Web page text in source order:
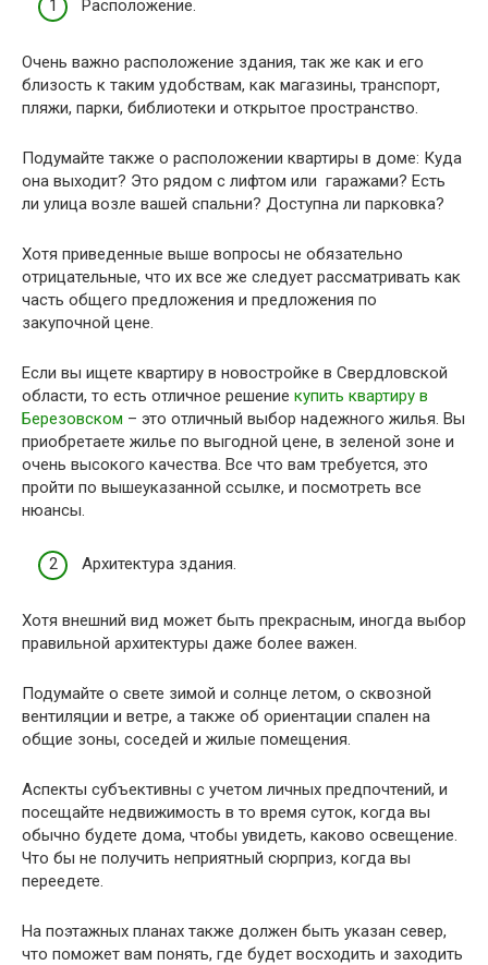
Расположение.
Очень важно расположение здания, так же как и его
близость к таким удобствам, как магазины, транспорт,
пляжи, парки, библиотеки и открытое пространство.
Подумайте также о расположении квартиры в доме: Куда
она выходит? Это рядом с лифтом или гаражами? Есть
ли улица возле вашей спальни? Доступна ли парковка?
Хотя приведенные выше вопросы не обязательно
отрицательные, что их все же следует рассматривать как
часть общего предложения и предложения по
закупочной цене.
Если вы ищете квартиру в новостройке в Свердловской
области, то есть отличное решение купить квартиру в
Березовском – это отличный выбор надежного жилья. Вы
приобретаете жилье по выгодной цене, в зеленой зоне и
очень высокого качества. Все что вам требуется, это
пройти по вышеуказанной ссылке, и посмотреть все
нюансы.
Архитектура здания.
Хотя внешний вид может быть прекрасным, иногда выбор
правильной архитектуры даже более важен.
Подумайте о свете зимой и солнце летом, о сквозной
вентиляции и ветре, а также об ориентации спален на
общие зоны, соседей и жилые помещения.
Аспекты субъективны с учетом личных предпочтений, и
посещайте недвижимость в то время суток, когда вы
обычно будете дома, чтобы увидеть, каково освещение.
Что бы не получить неприятный сюрприз, когда вы
переедете.
На поэтажных планах также должен быть указан север,
что поможет вам понять, где будет восходить и заходить